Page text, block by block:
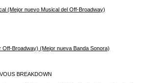
(Mejor nuevo Musical del Off-Broadway)
Broadway) (Mejor nueva Banda Sonora)
BREAKDOWN